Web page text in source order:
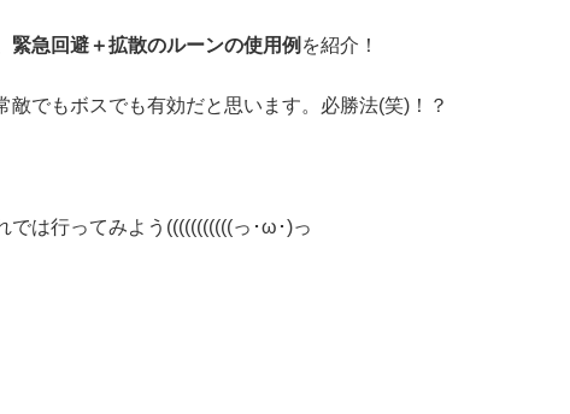
緊急回避＋拡散のルーンの使用例 を紹介！
敵でもボスでも有効だと思います。必勝法(笑)！？
では行ってみよう(((((((((((っ･ω･)っ